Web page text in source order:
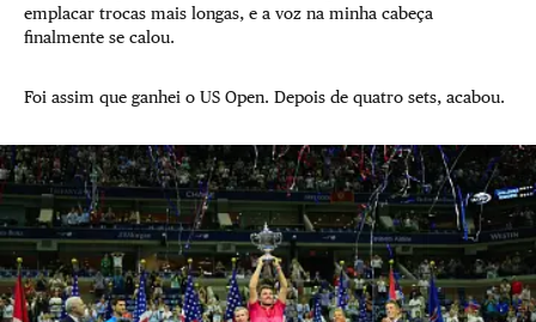
emplacar trocas mais longas, e a voz na minha cabeça
finalmente se calou.
Foi assim que ganhei o US Open. Depois de quatro sets, acabou.